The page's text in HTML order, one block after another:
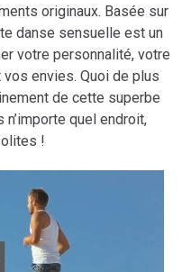
originaux. Basée sur
danse sensuelle est un
votre personnalité, votre
envies. Quoi de plus
de cette superbe
quel endroit,
!